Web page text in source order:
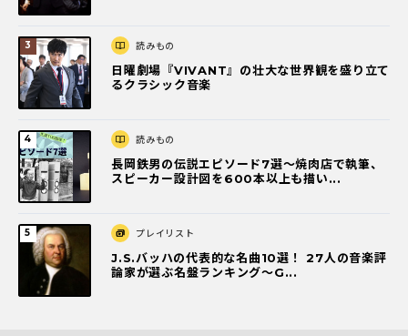
読みもの
日曜劇場『VIVANT』の壮大な世界観を盛り立て
るクラシック音楽
読みもの
長岡鉄男の伝説エピソード7選〜焼肉店で執筆、
スピーカー設計図を600本以上も描い...
プレイリスト
J.S.バッハの代表的な名曲10選！ 27人の音楽評
論家が選ぶ名盤ランキング〜G...